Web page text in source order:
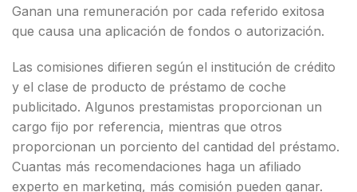
Ganan una remuneración por cada referido exitosa
que causa una aplicación de fondos o autorización.
Las comisiones difieren según el institución de crédito
y el clase de producto de préstamo de coche
publicitado. Algunos prestamistas proporcionan un
cargo fijo por referencia, mientras que otros
proporcionan un porciento del cantidad del préstamo.
Cuantas más recomendaciones haga un afiliado
experto en marketing, más comisión pueden ganar.